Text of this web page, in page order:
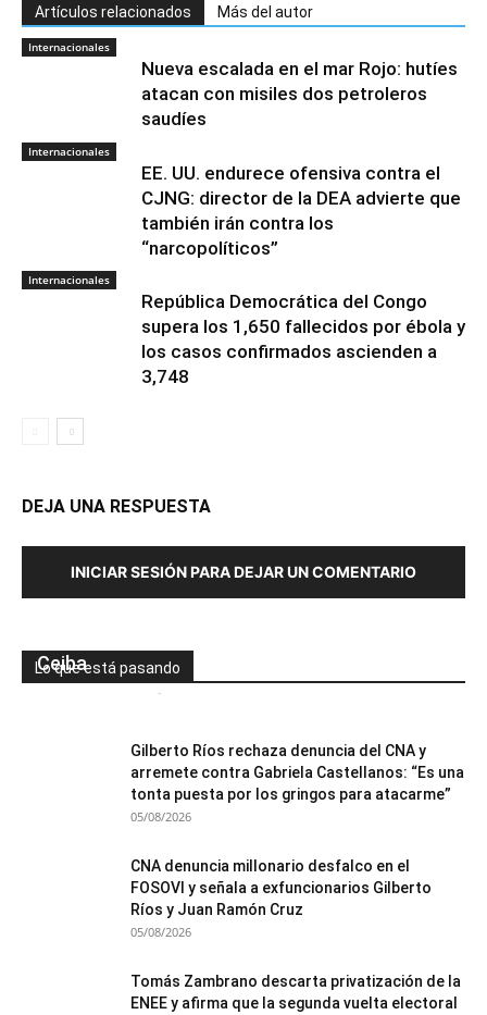
Artículos relacionados Más del autor
Internacionales
Nueva escalada en el mar Rojo: hutíes
atacan con misiles dos petroleros
saudíes
Internacionales
EE. UU. endurece ofensiva contra el
CJNG: director de la DEA advierte que
también irán contra los
“narcopolíticos”
Internacionales
República Democrática del Congo
supera los 1,650 fallecidos por ébola y
los casos confirmados ascienden a
3,748
DEJA UNA RESPUESTA
INICIAR SESIÓN PARA DEJAR UN COMENTARIO
Lo que está pasando
Ceiba
-
Gilberto Ríos rechaza denuncia del CNA y
arremete contra Gabriela Castellanos: “Es una
tonta puesta por los gringos para atacarme”
05/08/2026
CNA denuncia millonario desfalco en el
FOSOVI y señala a exfuncionarios Gilberto
Ríos y Juan Ramón Cruz
05/08/2026
Tomás Zambrano descarta privatización de la
ENEE y afirma que la segunda vuelta electoral